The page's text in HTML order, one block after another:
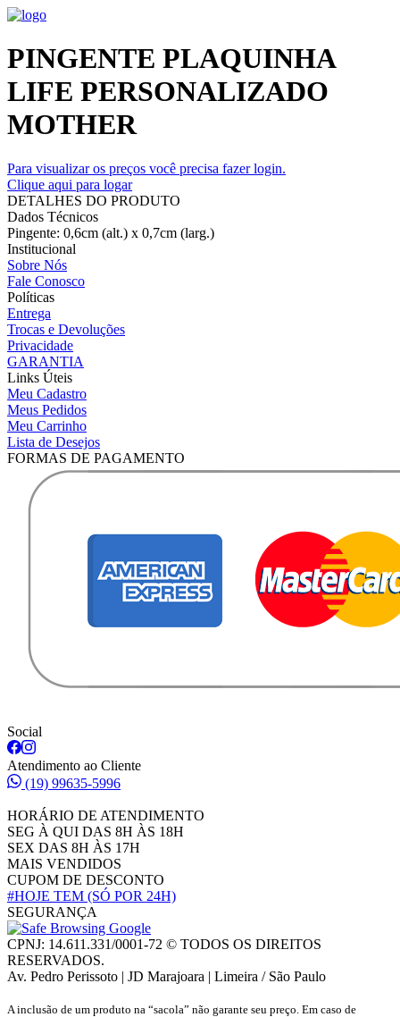
PINGENTE PLAQUINHA
LIFE PERSONALIZADO
MOTHER
Para visualizar os preços você precisa fazer login.
Clique aqui para logar
DETALHES DO PRODUTO
Dados Técnicos
Pingente: 0,6cm (alt.) x 0,7cm (larg.)
Institucional
Sobre Nós
Fale Conosco
Políticas
Entrega
Trocas e Devoluções
Privacidade
GARANTIA
Links Úteis
Meu Cadastro
Meus Pedidos
Meu Carrinho
Lista de Desejos
FORMAS DE PAGAMENTO
Social
Atendimento ao Cliente
(19) 99635-5996
HORÁRIO DE ATENDIMENTO
SEG À QUI DAS 8H ÀS 18H
SEX DAS 8H ÀS 17H
MAIS VENDIDOS
CUPOM DE DESCONTO
#HOJE TEM (SÓ POR 24H)
SEGURANÇA
CPNJ: 14.611.331/0001-72 © TODOS OS DIREITOS
RESERVADOS.
Av. Pedro Perissoto | JD Marajoara | Limeira / São Paulo
A inclusão de um produto na “sacola” não garante seu preço. Em caso de